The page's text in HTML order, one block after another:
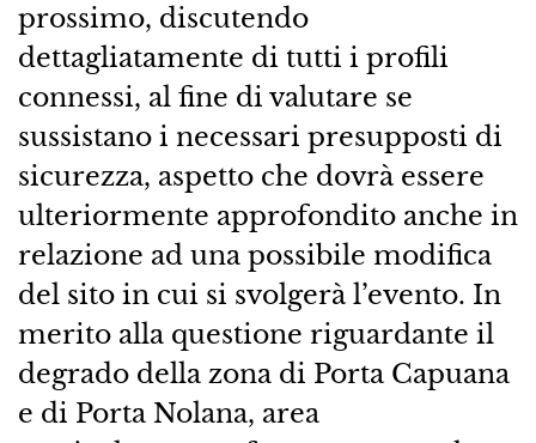
prossimo, discutendo
dettagliatamente di tutti i profili
connessi, al fine di valutare se
sussistano i necessari presupposti di
sicurezza, aspetto che dovrà essere
ulteriormente approfondito anche in
relazione ad una possibile modifica
del sito in cui si svolgerà l’evento. In
merito alla questione riguardante il
degrado della zona di Porta Capuana
e di Porta Nolana, area